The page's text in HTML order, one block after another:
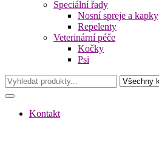
Speciální řady
Nosní spreje a kapky
Repelenty
Veterinární péče
Kočky
Psi
Kontakt